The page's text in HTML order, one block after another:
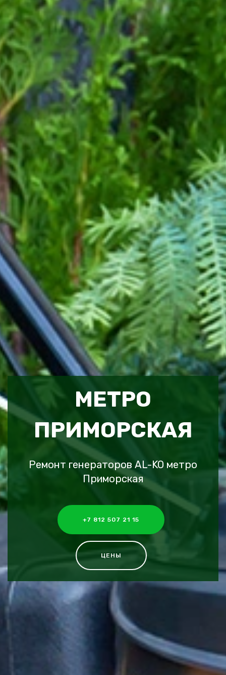
МЕТРО
ПРИМОРСКАЯ
Ремонт генераторов AL-KO метро
Приморская
+7 812 507 21 15
ЦЕНЫ